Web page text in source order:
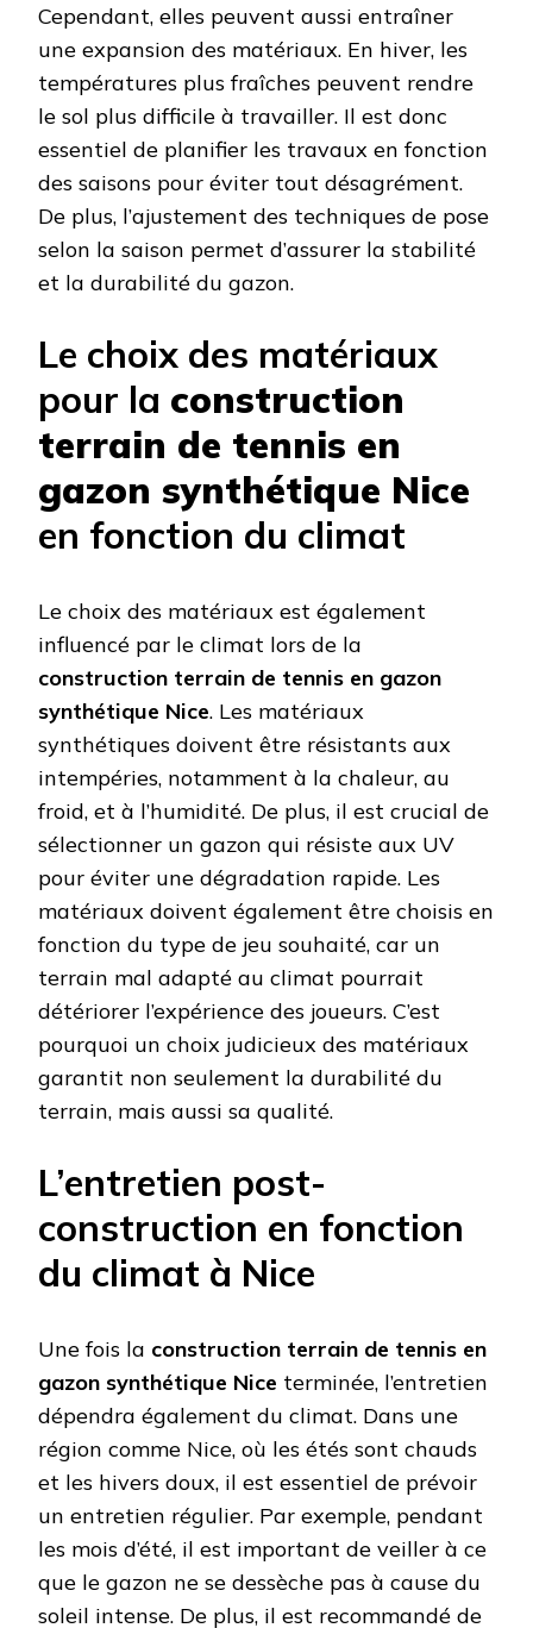
Cependant, elles peuvent aussi entraîner
une expansion des matériaux. En hiver, les
températures plus fraîches peuvent rendre
le sol plus difficile à travailler. Il est donc
essentiel de planifier les travaux en fonction
des saisons pour éviter tout désagrément.
De plus, l’ajustement des techniques de pose
selon la saison permet d’assurer la stabilité
et la durabilité du gazon.
Le choix des matériaux
pour la construction
terrain de tennis en
gazon synthétique Nice
en fonction du climat
Le choix des matériaux est également
influencé par le climat lors de la
construction terrain de tennis en gazon
synthétique Nice. Les matériaux
synthétiques doivent être résistants aux
intempéries, notamment à la chaleur, au
froid, et à l’humidité. De plus, il est crucial de
sélectionner un gazon qui résiste aux UV
pour éviter une dégradation rapide. Les
matériaux doivent également être choisis en
fonction du type de jeu souhaité, car un
terrain mal adapté au climat pourrait
détériorer l’expérience des joueurs. C’est
pourquoi un choix judicieux des matériaux
garantit non seulement la durabilité du
terrain, mais aussi sa qualité.
L’entretien post-
construction en fonction
du climat à Nice
Une fois la construction terrain de tennis en
gazon synthétique Nice terminée, l’entretien
dépendra également du climat. Dans une
région comme Nice, où les étés sont chauds
et les hivers doux, il est essentiel de prévoir
un entretien régulier. Par exemple, pendant
les mois d’été, il est important de veiller à ce
que le gazon ne se dessèche pas à cause du
soleil intense. De plus, il est recommandé de